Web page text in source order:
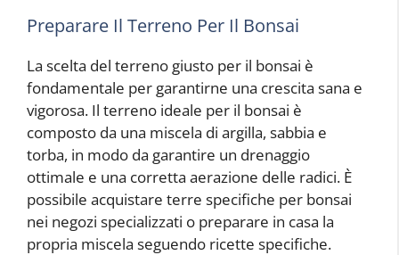
Preparare Il Terreno Per Il Bonsai
La scelta del terreno giusto per il bonsai è
fondamentale per garantirne una crescita sana e
vigorosa. Il terreno ideale per il bonsai è
composto da una miscela di argilla, sabbia e
torba, in modo da garantire un drenaggio
ottimale e una corretta aerazione delle radici. È
possibile acquistare terre specifiche per bonsai
nei negozi specializzati o preparare in casa la
propria miscela seguendo ricette specifiche.